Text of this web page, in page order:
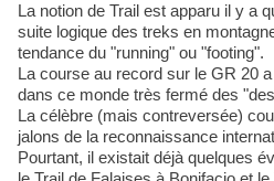
La notion de Trail est apparu il y a quelques années, dans la
suite logique des treks en
tendance du "running" ou "footing".
La course au record sur le GR 20
dans ce monde très fermé des
La célèbre (mais contreversée)
jalons de la reconnaissance
Pourtant, il existait déjà quelques